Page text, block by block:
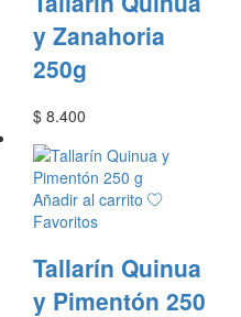
y Zanahoria
250g
$ 8.400
Añadir al carrito
Favoritos
Tallarín Quinua
y Pimentón 250